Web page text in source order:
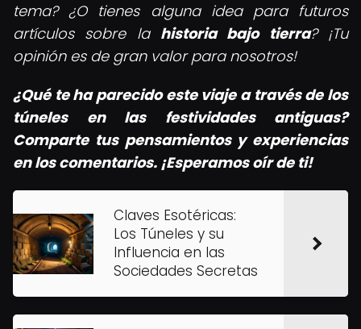
tema? ¿O tienes alguna idea para futuros
artículos sobre la historia bajo tierra? ¡Tu
opinión es de gran valor para nosotros!
¿Qué te ha parecido este viaje a través de los
túneles en las festividades antiguas?
Comparte tus pensamientos y experiencias
en los comentarios. ¡Esperamos oír de ti!
Claves Esotéricas:
Los Túneles y su
Influencia en las
Sociedades Secretas